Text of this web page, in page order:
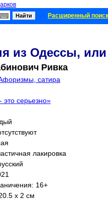
Расширенный поиск
из Одессы,
Ривка
сатира
серьезно»
лакировка
16+
x 2 см